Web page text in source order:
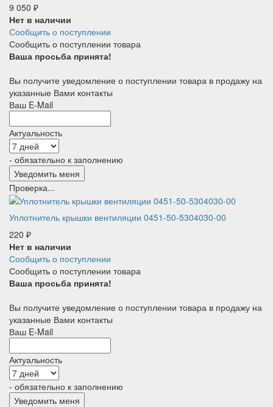
9 050 ₽
Нет в наличии
Сообщить о поступлении
Сообщить о поступлении товара
Ваша просьба принята!
Вы получите уведомление о поступлении товара в продажу на
указанные Вами контакты
Ваш E-Mail
Актуальность
- обязательно к заполнению
Проверка...
Уплотнитель крышки вентиляции 0451-50-5304030-00
220 ₽
Нет в наличии
Сообщить о поступлении
Сообщить о поступлении товара
Ваша просьба принята!
Вы получите уведомление о поступлении товара в продажу на
указанные Вами контакты
Ваш E-Mail
Актуальность
- обязательно к заполнению